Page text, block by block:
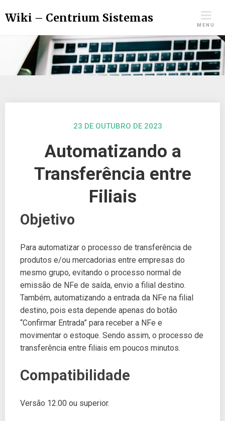
Wiki – Centrium Sistemas
MENU
23 DE OUTUBRO DE 2023
Automatizando a
Transferência entre
Filiais
Objetivo
Para automatizar o processo de transferência de
produtos e/ou mercadorias entre empresas do
mesmo grupo, evitando o processo normal de
emissão de NFe de saída, envio a filial destino.
Também, automatizando a entrada da NFe na filial
destino, pois esta depende apenas do botão
“Confirmar Entrada” para receber a NFe e
movimentar o estoque. Sendo assim, o processo de
transferência entre filiais em poucos minutos.
Compatibilidade
Versão 12.00 ou superior.